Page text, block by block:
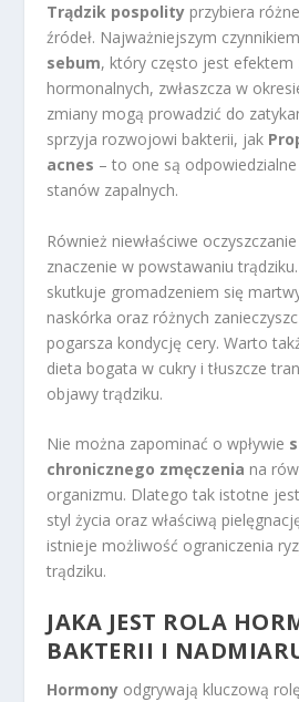
Trądzik pospolity przybiera
źródeł. Najważniejszym
sebum, który często jest efektem
hormonalnych, zwłaszcza w
zmiany mogą prowadzić do
sprzyja rozwojowi bakterii, jak
acnes – to one są
stanów zapalnych.
Również niewłaściwe
znaczenie w powstawaniu
skutkuje gromadzeniem się
naskórka oraz różnych
pogarsza kondycję cery. Warto
dieta bogata w cukry i tłuszcze
objawy trądziku.
Nie można zapominać o wpływie
chronicznego zmęczenia na
organizmu. Dlatego tak istotne
styl życia oraz właściwą
istnieje możliwość ograniczenia
trądziku.
JAKA JEST ROLA
BAKTERII I
Hormony odgrywają kluczową